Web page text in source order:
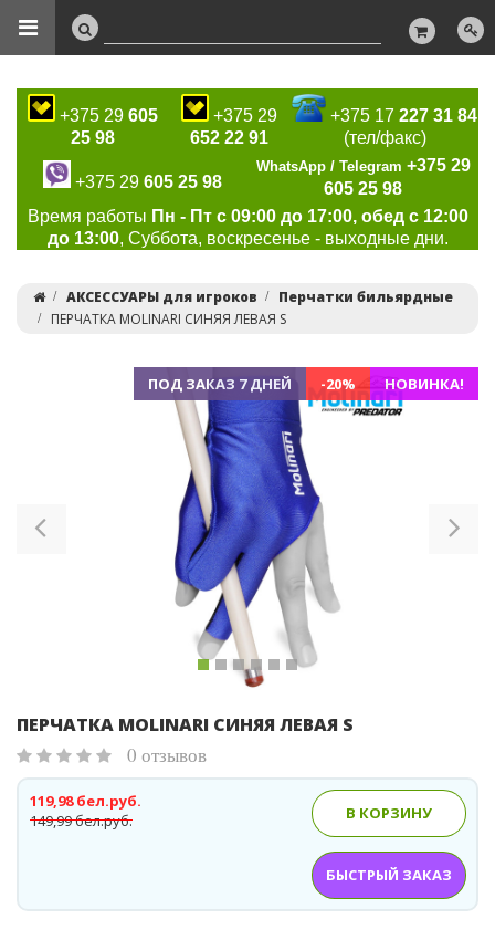
+375 29 605
25 98
+375 29
652 22 91
+375 17227 31 84
(тел/факс)
+375 29 605 25 98
WhatsApp / Telegram +375 29
605 25 98
Время работы Пн - Пт с 09:00 до 17:00, обед с 12:00
до 13:00, Суббота, воскресенье - выходные дни.
АКСЕССУАРЫ для игроков
Перчатки бильярдные
ПЕРЧАТКА MOLINARI СИНЯЯ ЛЕВАЯ S
ПОД ЗАКАЗ 7 ДНЕЙ -20% НОВИНКА!
ПЕРЧАТКА MOLINARI СИНЯЯ ЛЕВАЯ S
0 отзывов
149,99 бел.руб.
119,98 бел.руб.
В КОРЗИНУ
БЫСТРЫЙ ЗАКАЗ